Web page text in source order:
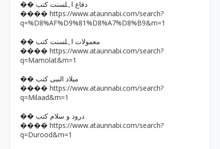
�� دفاع اہلسنت کتب
���� https://www.ataunnabi.com/search?
q=%D8%AF%D9%81%D8%A7%D8%B9&m=1
�� معمولات اہلسنت کتب
���� https://www.ataunnabi.com/search?
q=Mamolat&m=1
�� میلاد النبی کتب
���� https://www.ataunnabi.com/search?
q=Milaad&m=1
�� درود و سلام کتب
���� https://www.ataunnabi.com/search?
q=Durood&m=1